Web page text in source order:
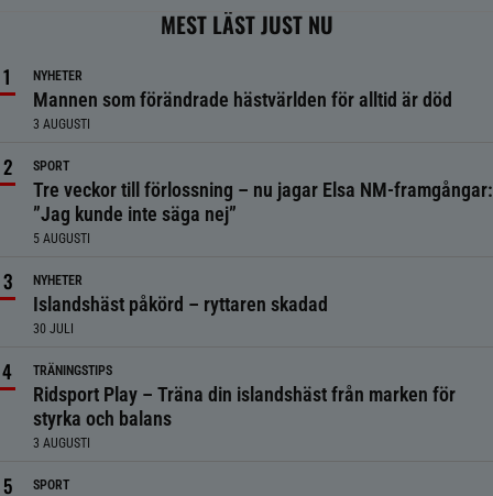
MEST LÄST JUST NU
NYHETER
Mannen som förändrade hästvärlden för alltid är död
3 AUGUSTI
SPORT
Tre veckor till förlossning – nu jagar Elsa NM-framgångar:
”Jag kunde inte säga nej”
5 AUGUSTI
NYHETER
Islandshäst påkörd – ryttaren skadad
30 JULI
TRÄNINGSTIPS
Ridsport Play – Träna din islandshäst från marken för
styrka och balans
3 AUGUSTI
SPORT